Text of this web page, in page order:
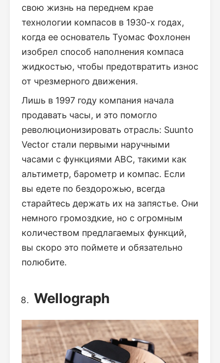
свою жизнь на переднем крае
технологии компасов в 1930-х годах,
когда ее основатель Туомас Фохлонен
изобрел способ наполнения компаса
жидкостью, чтобы предотвратить износ
от чрезмерного движения.
Лишь в 1997 году компания начала
продавать часы, и это помогло
революционизировать отрасль: Suunto
Vector стали первыми наручными
часами с функциями ABC, такими как
альтиметр, барометр и компас. Если
вы едете по бездорожью, всегда
старайтесь держать их на запястье. Они
немного громоздкие, но с огромным
количеством предлагаемых функций,
вы скоро это поймете и обязательно
полюбите.
Wellograph